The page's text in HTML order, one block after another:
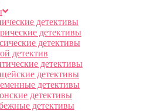
детективы
детективы
детективы
детектив
детективы
детективы
детективы
детективы
детективы